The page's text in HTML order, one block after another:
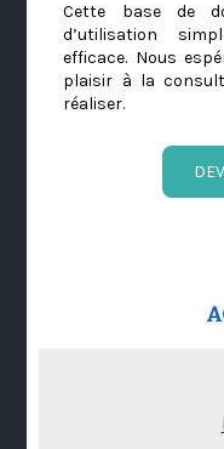
Cette base de
d’utilisation
efficace. Nous
plaisir à la
réaliser.